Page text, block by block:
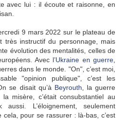
avec lui : il écoute et raisonne, en
9 mars 2022 sur le plateau de
très instructif du personnage, mais
évolution des mentalités, celles de
Avec l’Ukraine en guerre
dans le monde. "On", c’est moi,
"opinion publique", c’est les
se disait qu’à Beyrouth , la guerre
misère, c’était consubstantiel au
L’éloignement, seulement
cela, pour se rassurer : là-bas, c’est